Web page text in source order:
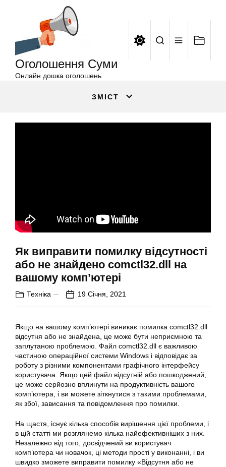
Оголошення Суми
Онлайн дошка оголошень
ЗМІСТ
Як виправити помилку відсутності
або не знайдено comctl32.dll на
вашому комп’ютері
Техніка 19 Січня, 2021
Якщо на вашому комп’ютері виникає помилка comctl32.dll
відсутня або не знайдена, це може бути неприємною та
заплутаною проблемою. Файл comctl32.dll є важливою
частиною операційної системи Windows і відповідає за
роботу з різними компонентами графічного інтерфейсу
користувача. Якщо цей файл відсутній або пошкоджений,
це може серйозно вплинути на продуктивність вашого
комп’ютера, і ви можете зіткнутися з такими проблемами,
як збої, зависання та повідомлення про помилки.
На щастя, існує кілька способів вирішення цієї проблеми, і
в цій статті ми розглянемо кілька найефективніших з них.
Незалежно від того, досвідчений ви користувач
комп’ютера чи новачок, ці методи прості у виконанні, і ви
швидко зможете виправити помилку «Відсутня або не